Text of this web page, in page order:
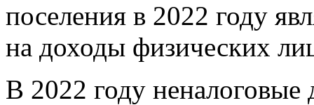
поселения в 2022 году
на доходы физических
В 2022 году